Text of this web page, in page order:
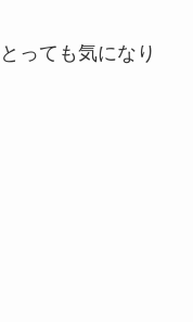
っても気になり